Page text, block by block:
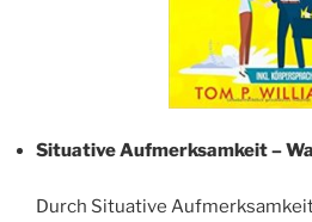
Situative Aufmerksamkeit –
Durch Situative